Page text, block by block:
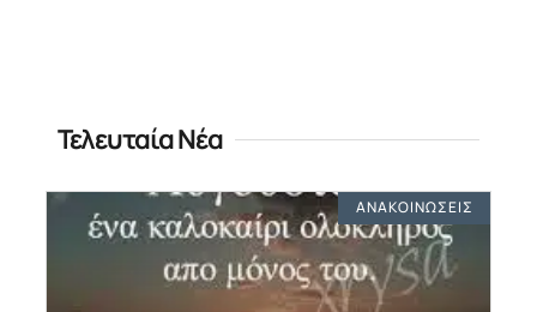
Τελευταία Νέα
ΑΝΑΚΟΙΝΏΣΕΙΣ